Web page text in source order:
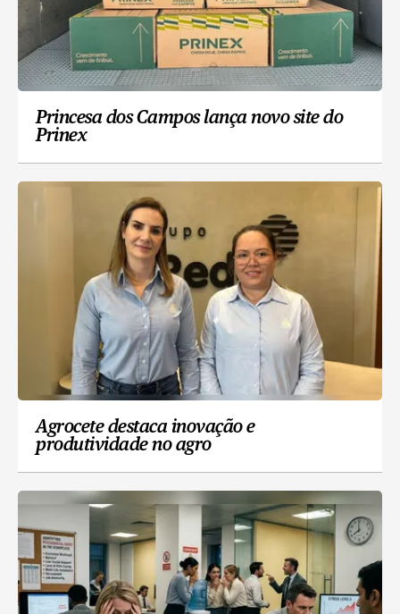
Princesa dos Campos lança novo site do
Prinex
Agrocete destaca inovação e
produtividade no agro